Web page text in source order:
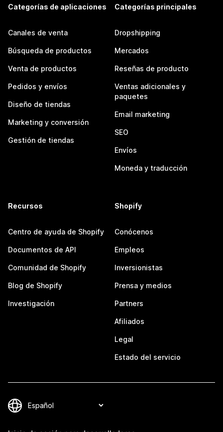
Categorías de aplicaciones
Canales de venta
Búsqueda de productos
Venta de productos
Pedidos y envíos
Diseño de tiendas
Marketing y conversión
Gestión de tiendas
Categorías principales
Dropshipping
Mercados
Reseñas de producto
Ventas adicionales y
paquetes
Email marketing
SEO
Envíos
Moneda y traducción
Recursos
Centro de ayuda de Shopify
Documentos de API
Comunidad de Shopify
Blog de Shopify
Investigación
Shopify
Conócenos
Empleos
Inversionistas
Prensa y medios
Partners
Afiliados
Legal
Estado del servicio